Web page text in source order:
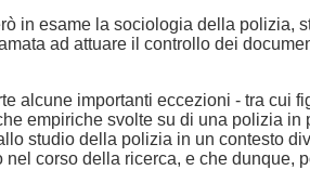
in esame la sociologia della polizia,
ad attuare il controllo dei
alcune importanti eccezioni - tra cui
empiriche svolte su di una polizia
studio della polizia in un contesto
nel corso della ricerca, e che dunque,